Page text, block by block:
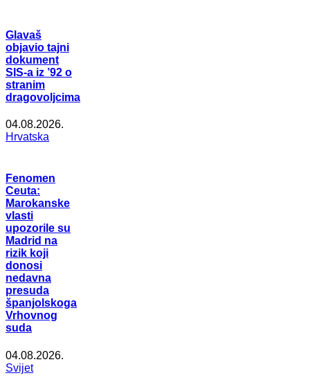
Glavaš
objavio tajni
dokument
SIS-a iz ’92 o
stranim
dragovoljcima
04.08.2026.
Hrvatska
Fenomen
Ceuta:
Marokanske
vlasti
upozorile su
Madrid na
rizik koji
donosi
nedavna
presuda
španjolskoga
Vrhovnog
suda
04.08.2026.
Svijet